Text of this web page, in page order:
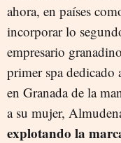
ahora, en países
incorporar lo
empresario
primer spa dedicado
en Granada de la
a su mujer,
explotando la